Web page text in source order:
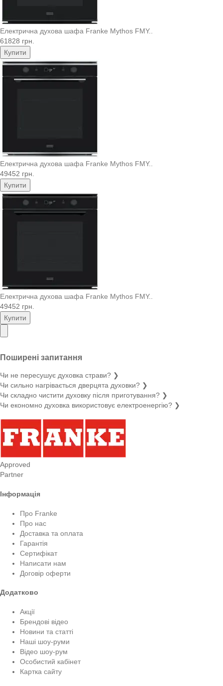
Електрична духова шафа Franke Mythos FMY..
61828 грн.
Купити
Електрична духова шафа Franke Mythos FMY..
49452 грн.
Купити
Електрична духова шафа Franke Mythos FMY..
49452 грн.
Купити
Поширені запитання
Чи не пересушує духовка страви? ❯
Чи сильно нагрівається дверцята духовки? ❯
Чи складно чистити духовку після приготування? ❯
Чи економно духовка використовує електроенергію? ❯
Approved
Partner
Інформація
Про Franke
Про нас
Доставка та оплата
Гарантія
Сертифікат
Написати нам
Договір оферти
Додатково
Акції
Брендові відео
Новини та статті
Наші шоу-руми
Відео шоу-рум
Особистий кабінет
Картка сайту